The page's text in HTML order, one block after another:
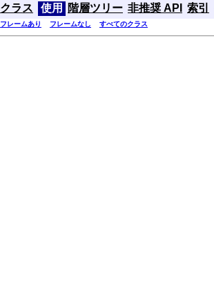
クラス 使用 階層ツリー 非推奨 API 索引
フレームあり フレームなし すべてのクラス